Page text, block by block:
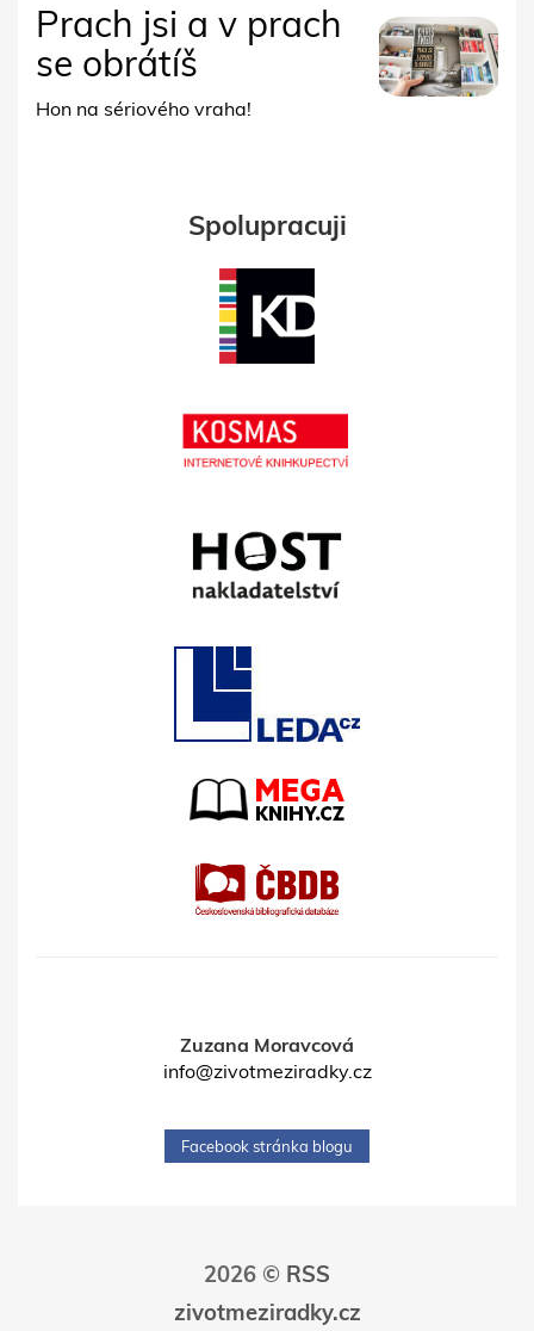
Prach jsi a v prach
se obrátíš
Hon na sériového vraha!
Spolupracuji
Zuzana Moravcová
info@zivotmeziradky.cz
Facebook stránka blogu
2026 © RSS
zivotmeziradky.cz